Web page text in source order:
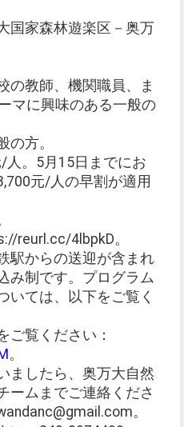
国家森林遊楽区－奥万
の教師、機関職員、ま
マに興味のある一般の
の方。
/人。5月15日までにお
元/人の早割が適用
reurl.cc/4lbpkD。
駅からの送迎が含まれ
み制です。プログラム
いては、以下をご覧く
ご覧ください：
。
ましたら、奥万大自然
ームまでご連絡くださ
。